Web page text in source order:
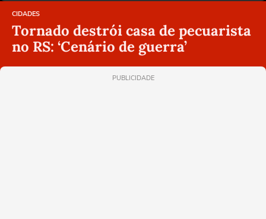
CIDADES
Tornado destrói casa de pecuarista
no RS: ‘Cenário de guerra’
PUBLICIDADE